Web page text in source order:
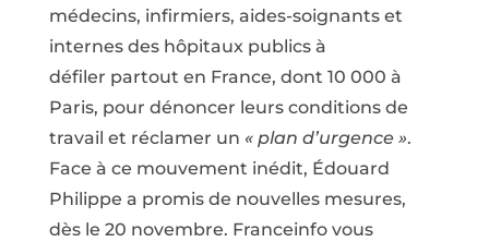
médecins, infirmiers, aides-soignants et
internes des hôpitaux publics à
défiler partout en France, dont 10 000 à
Paris, pour dénoncer leurs conditions de
travail et réclamer un « plan d’urgence ».
Face à ce mouvement inédit, Édouard
Philippe a promis de nouvelles mesures,
dès le 20 novembre. Franceinfo vous